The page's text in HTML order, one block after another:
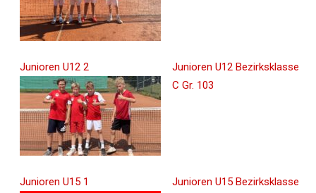
Junioren U12 2
Junioren U12 Bezirksklasse
C Gr. 103
Junioren U15 1
Junioren U15 Bezirksklasse